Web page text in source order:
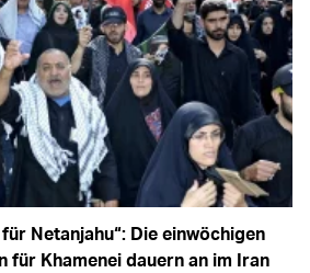
Netanjahu“: Die einwöchigen
für Khamenei dauern an im Iran